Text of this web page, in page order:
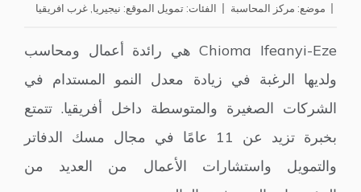
موضع: مركز المحاسبة الفئات: تمويل الموقع: نيجيريا غرب افريقيا
Chioma Ifeanyi-Eze هي رائدة أعمال ومحاسب
ولديها الرغبة في زيادة معدل النمو المستدام في
الشركات الصغيرة والمتوسطة داخل أفريقيا. تتمتع
بخبرة تزيد عن 11 عامًا في مجال مسك الدفاتر
والتمويل واستشارات الأعمال من العديد من